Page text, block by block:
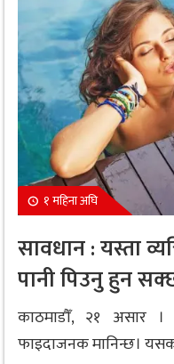
१ महिना अघि
सावधान : यस्ता
पानी पिउनु हुन
काठमाडौँ, २१ असार ।
फाइदाजनक मानिन्छ।